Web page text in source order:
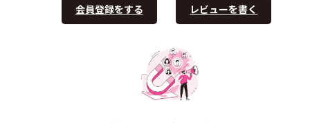
会員登録をする レビューを書く